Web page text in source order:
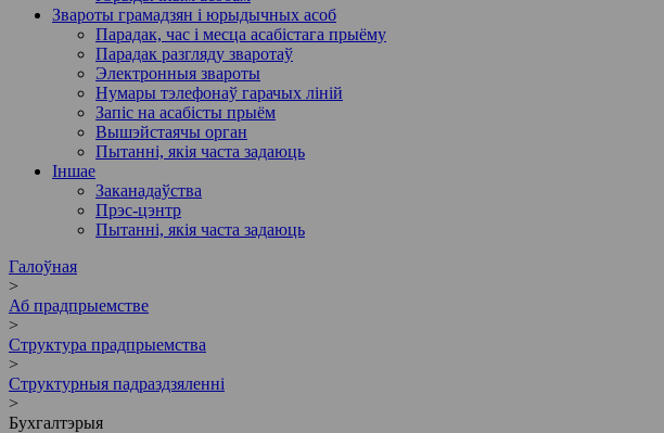
Звароты грамадзян і юрыдычных асоб
Парадак, час і месца асабістага прыёму
Парадак разгляду зваротаў
Электронныя звароты
Нумары тэлефонаў гарачых ліній
Запіс на асабісты прыём
Вышэйстаячы орган
Пытанні, якія часта задаюць
Іншае
Заканадаўства
Прэс-цэнтр
Пытанні, якія часта задаюць
Галоўная
>
Аб прадпрыемстве
>
Cтруктура прадпрыемства
>
Структурныя падраздзяленні
>
Бухгалтэрыя